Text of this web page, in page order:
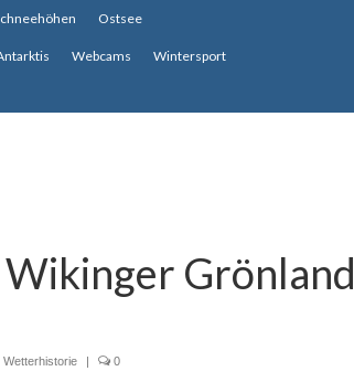
Ostsee
Webcams Wintersport
Grönland
Wetterhistorie | 0